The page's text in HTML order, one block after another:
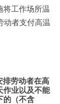
工作场所温
者支付高温
排劳动者在高
作业以及不能
的（不含